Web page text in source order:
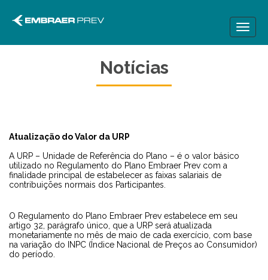
Notícias
Atualização do Valor da URP
A URP – Unidade de Referência do Plano – é o valor básico
utilizado no Regulamento do Plano Embraer Prev com a
finalidade principal de estabelecer as faixas salariais de
contribuições normais dos Participantes.
O Regulamento do Plano Embraer Prev estabelece em seu
artigo 32, parágrafo único, que a URP será atualizada
monetariamente no mês de maio de cada exercício, com base
na variação do INPC (Índice Nacional de Preços ao Consumidor)
do período.